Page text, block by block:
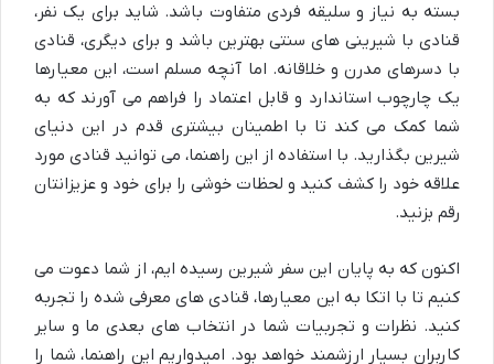
بسته به نیاز و سلیقه فردی متفاوت باشد. شاید برای یک نفر،
قنادی با شیرینی های سنتی بهترین باشد و برای دیگری، قنادی
با دسرهای مدرن و خلاقانه. اما آنچه مسلم است، این معیارها
یک چارچوب استاندارد و قابل اعتماد را فراهم می آورند که به
شما کمک می کند تا با اطمینان بیشتری قدم در این دنیای
شیرین بگذارید. با استفاده از این راهنما، می توانید قنادی مورد
علاقه خود را کشف کنید و لحظات خوشی را برای خود و عزیزانتان
رقم بزنید.
اکنون که به پایان این سفر شیرین رسیده ایم، از شما دعوت می
کنیم تا با اتکا به این معیارها، قنادی های معرفی شده را تجربه
کنید. نظرات و تجربیات شما در انتخاب های بعدی ما و سایر
کاربران بسیار ارزشمند خواهد بود. امیدواریم این راهنما، شما را